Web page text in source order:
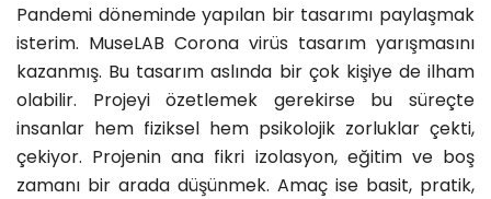
Pandemi döneminde yapılan bir tasarımı paylaşmak
isterim. MuseLAB Corona virüs tasarım yarışmasını
kazanmış. Bu tasarım aslında bir çok kişiye de ilham
olabilir. Projeyi özetlemek gerekirse bu süreçte
insanlar hem fiziksel hem psikolojik zorluklar çekti,
çekiyor. Projenin ana fikri izolasyon, eğitim ve boş
zamanı bir arada düşünmek. Amaç ise basit, pratik,